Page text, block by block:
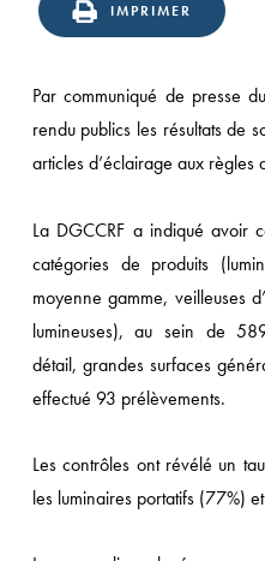
IMPRIMER
Par communiqué de presse
rendu publics les résultats de
articles d’éclairage aux règles
La DGCCRF a indiqué avoir
catégories de produits
moyenne gamme, veilleuses
lumineuses), au sein de
détail, grandes surfaces
effectué 93 prélèvements.
Les contrôles ont révélé un
les luminaires portatifs (77%)